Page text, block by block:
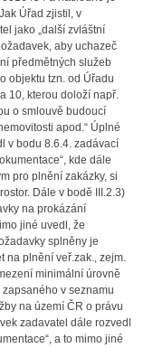
Úřad zjistil, v
jako „další zvláštní
aby uchazeč
předmětných služeb
objektu tzn. od Úřadu
10, kterou doloží např.
o smlouvě budoucí
apod.“ Úplné
v bodu 8.6.4. zadávací
kde dále
pro plnění zakázky, si
Dále v bodě III.2.3)
na prokázání
jiné uvedl, že
splněny je
na plnění veř.zak., zejm.
minimální úrovně
v seznamu
na území ČR o právu
zadavatel dále rozvedl
a to mimo jiné